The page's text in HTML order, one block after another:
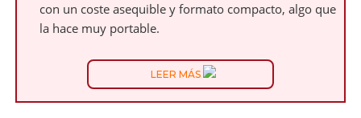
con un coste asequible y formato compacto, algo que
la hace muy portable.
LEER MÁS